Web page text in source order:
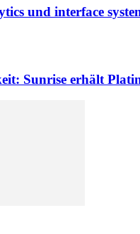
und interface
Sunrise erhält